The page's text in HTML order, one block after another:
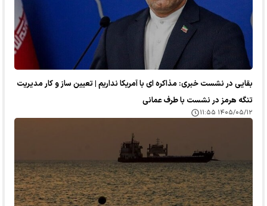
بقایی در نشست خبری: مذاکره ای با آمریکا نداریم | تعیین ساز و کار مدیریت
تنگه هرمز در نشست با طرف عمانی
۱۴۰۵/۰۵/۱۲ ۱۱:۵۵